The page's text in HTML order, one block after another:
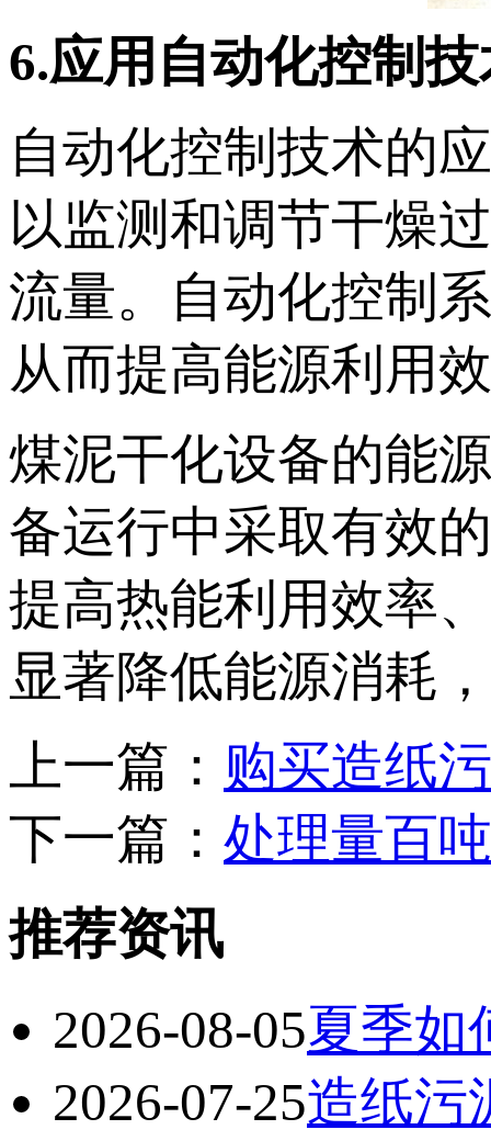
6.应用自动化控制
自动化控制技术的
以监测和调节干燥
流量。自动化控制
从而提高能源利用
煤泥干化设备的能
备运行中采取有效
提高热能利用效率
显著降低能源消耗
上一篇： 购买造纸
下一篇： 处理量百
推荐资讯
2026-08-05夏季如
2026-07-25造纸污